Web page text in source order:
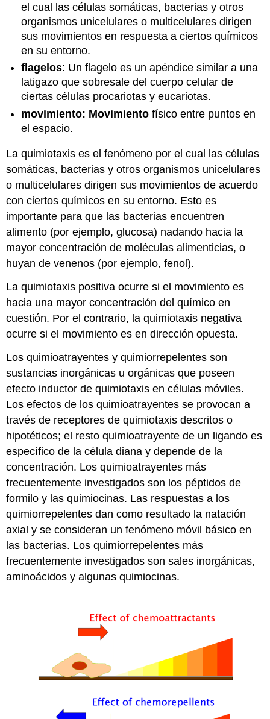
el cual las células somáticas, bacterias y otros
organismos unicelulares o multicelulares dirigen
sus movimientos en respuesta a ciertos químicos
en su entorno.
flagelos: Un flagelo es un apéndice similar a una
latigazo que sobresale del cuerpo celular de
ciertas células procariotas y eucariotas.
movimiento: Movimiento físico entre puntos en
el espacio.
La quimiotaxis es el fenómeno por el cual las células
somáticas, bacterias y otros organismos unicelulares
o multicelulares dirigen sus movimientos de acuerdo
con ciertos químicos en su entorno. Esto es
importante para que las bacterias encuentren
alimento (por ejemplo, glucosa) nadando hacia la
mayor concentración de moléculas alimenticias, o
huyan de venenos (por ejemplo, fenol).
La quimiotaxis positiva ocurre si el movimiento es
hacia una mayor concentración del químico en
cuestión. Por el contrario, la quimiotaxis negativa
ocurre si el movimiento es en dirección opuesta.
Los quimioatrayentes y quimiorrepelentes son
sustancias inorgánicas u orgánicas que poseen
efecto inductor de quimiotaxis en células móviles.
Los efectos de los quimioatrayentes se provocan a
través de receptores de quimiotaxis descritos o
hipotéticos; el resto quimioatrayente de un ligando es
específico de la célula diana y depende de la
concentración. Los quimioatrayentes más
frecuentemente investigados son los péptidos de
formilo y las quimiocinas. Las respuestas a los
quimiorrepelentes dan como resultado la natación
axial y se consideran un fenómeno móvil básico en
las bacterias. Los quimiorrepelentes más
frecuentemente investigados son sales inorgánicas,
aminoácidos y algunas quimiocinas.